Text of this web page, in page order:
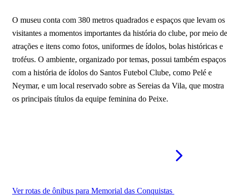
O museu conta com 380 metros quadrados e espaços que levam os
visitantes a momentos importantes da história do clube, por meio de
atrações e itens como fotos, uniformes de ídolos, bolas históricas e
troféus. O ambiente, organizado por temas, possui também espaços
com a história de ídolos do Santos Futebol Clube, como Pelé e
Neymar, e um local reservado sobre as Sereias da Vila, que mostra
os principais títulos da equipe feminina do Peixe.
Ver rotas de ônibus para Memorial das Conquistas